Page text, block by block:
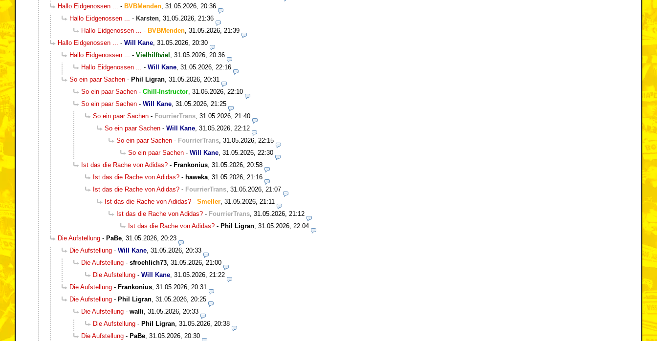
Hallo Eidgenossen ...
- BVBMenden 31.05.2026, 20:36
Hallo Eidgenossen ...
- Karsten 31.05.2026, 21:36
Hallo Eidgenossen ...
- BVBMenden 31.05.2026, 21:39
Hallo Eidgenossen ...
- Will Kane 31.05.2026, 20:30
Hallo Eidgenossen ...
- Vielhilftviel 31.05.2026, 20:36
Hallo Eidgenossen ...
- Will Kane 31.05.2026, 22:16
So ein paar Sachen - Phil Ligran 31.05.2026, 20:31
So ein paar Sachen - Chill-Instructor 31.05.2026, 22:10
So ein paar Sachen - Will Kane 31.05.2026, 21:25
So ein paar Sachen - FourrierTrans 31.05.2026, 21:40
So ein paar Sachen - Will Kane 31.05.2026, 22:12
So ein paar Sachen - FourrierTrans 31.05.2026, 22:15
So ein paar Sachen - Will Kane 31.05.2026, 22:30
Ist das die Rache von Adidas? - Frankonius 31.05.2026, 20:58
Ist das die Rache von Adidas? - haweka 31.05.2026, 21:16
Ist das die Rache von Adidas? - FourrierTrans 31.05.2026, 21:07
Ist das die Rache von Adidas? - Smeller 31.05.2026, 21:11
Ist das die Rache von Adidas? - FourrierTrans 31.05.2026, 21:12
Ist das die Rache von Adidas? - Phil Ligran 31.05.2026, 22:04
Die Aufstellung - PaBe 31.05.2026, 20:23
Die Aufstellung - Will Kane 31.05.2026, 20:33
Die Aufstellung - sfroehlich73 31.05.2026, 21:00
Die Aufstellung - Will Kane 31.05.2026, 21:22
Die Aufstellung - Frankonius 31.05.2026, 20:31
Die Aufstellung - Phil Ligran 31.05.2026, 20:25
Die Aufstellung - walli 31.05.2026, 20:33
Die Aufstellung - Phil Ligran 31.05.2026, 20:38
Die Aufstellung - PaBe 31.05.2026, 20:30